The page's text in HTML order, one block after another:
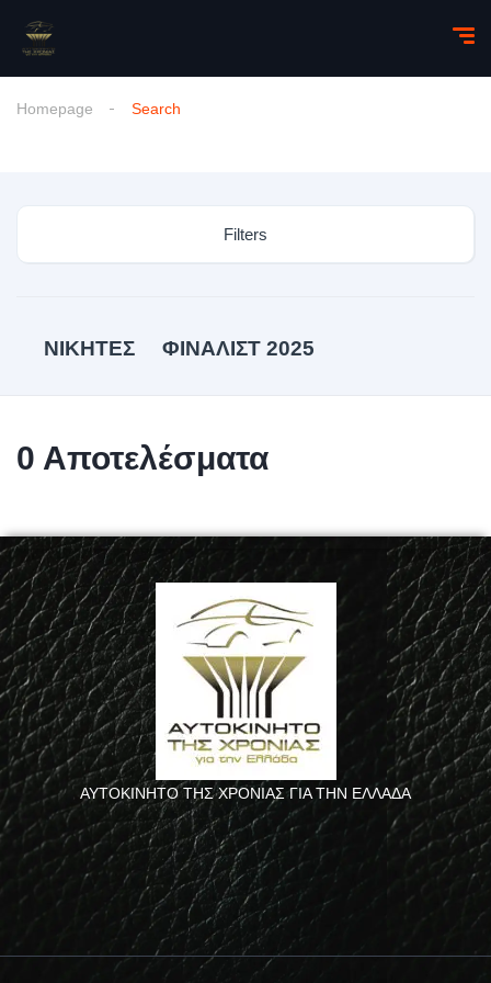
Homepage Search
Filters
ΝΙΚΗΤΕΣ ΦΙΝΑΛΙΣΤ 2025
0 Αποτελέσματα
ΑΥΤΟΚΙΝΗΤΟ ΤΗΣ ΧΡΟΝΙΑΣ ΓΙΑ ΤΗΝ ΕΛΛΑΔΑ